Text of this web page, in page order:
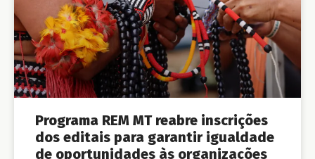
Programa REM MT reabre inscrições
dos editais para garantir igualdade
de oportunidades às organizações